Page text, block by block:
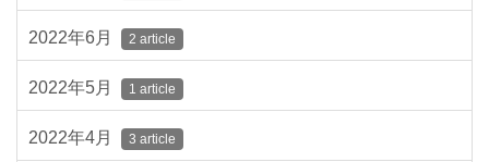
2022年6月 2 article
2022年5月 1 article
2022年4月 3 article